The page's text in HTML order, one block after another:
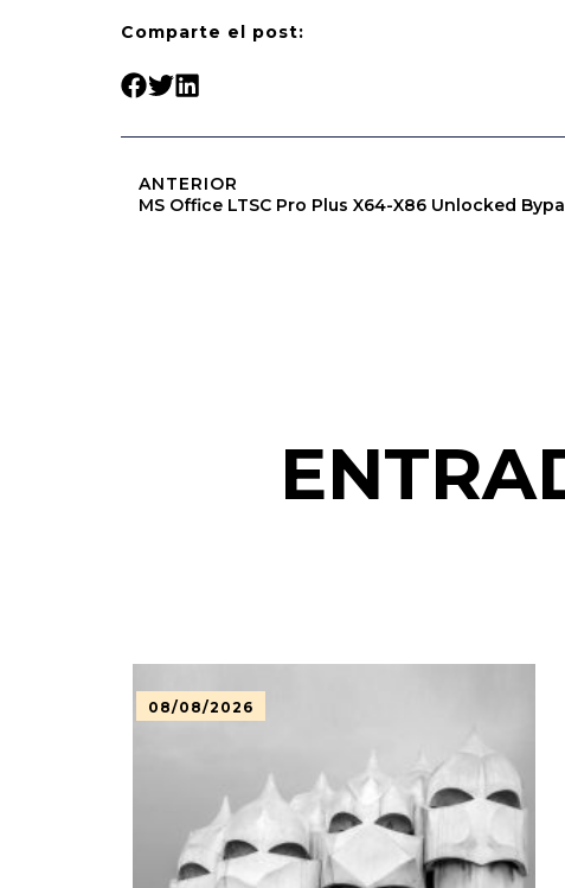
Comparte el post:
ANTERIOR
MS Office LTSC Pro Plus X64-X86 Unlocked
08/08/2026